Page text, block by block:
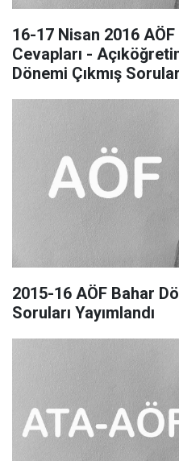
16-17 Nisan 2016 AÖF Çıkmış Sorular ve
Cevapları -
Dönemi Çıkmış Sorular
2015-16 AÖF Bahar
Soruları Yayımlandı